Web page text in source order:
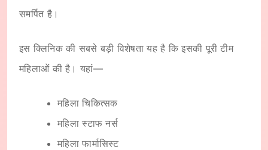
समर्पित है।
इस क्लिनिक की सबसे बड़ी विशेषता यह है कि इसकी पूरी टीम
महिलाओं की है। यहां—
महिला चिकित्सक
महिला स्टाफ नर्स
महिला फार्मासिस्ट